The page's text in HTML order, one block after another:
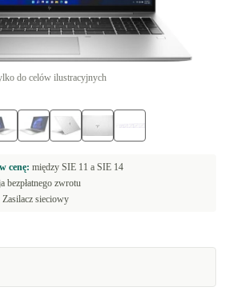
do celów ilustracyjnych
cenę: między SIE 11 a SIE 14
bezpłatnego zwrotu
Zasilacz sieciowy